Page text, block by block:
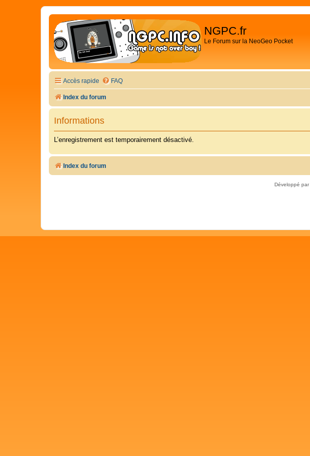
NGPC.fr
Le Forum sur la NeoGeo Pocket
Accès rapide FAQ
Index du forum
Informations
L’enregistrement est temporairement désactivé.
Index du forum
Développé par